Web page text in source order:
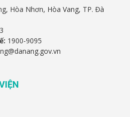
Hòa Nhơn, Hòa Vang, TP. Đà
1900-9095